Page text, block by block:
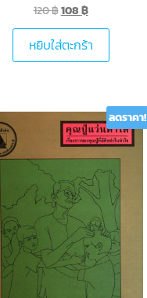
120฿108 ฿
หยิบใส่ตะกร้า
ลดราคา!